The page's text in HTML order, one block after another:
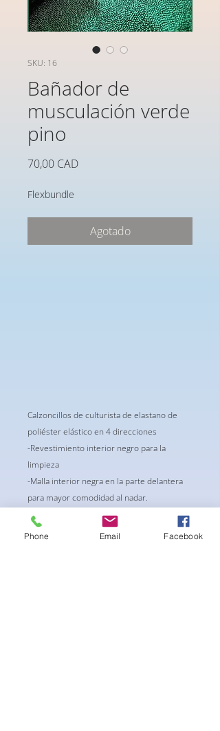
SKU: 16
Bañador de
musculación verde
pino
70,00 CADPrecio
Flexbundle
Agotado
Calzoncillos de culturista de elastano de
poliéster elástico en 4 direcciones
-Revestimiento interior negro para la
limpieza
-Malla interior negra en la parte delantera
para mayor comodidad al nadar.
-lavable en la lavadora
Phone Email Facebook